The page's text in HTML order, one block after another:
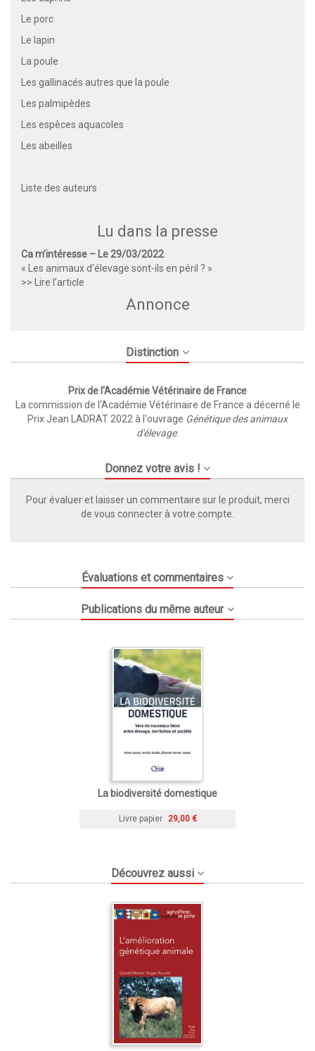
Le porc
Le lapin
La poule
Les gallinacés autres que la poule
Les palmipèdes
Les espèces aquacoles
Les abeilles
Liste des auteurs
Lu dans la presse
Ca m’intéresse – Le 29/03/2022
« Les animaux d'élevage sont-ils en péril ? »
>> Lire l’article
Annonce
Distinction
Prix de l'Académie Vétérinaire de France
La commission de l'Académie Vétérinaire de France a décerné le
Prix Jean LADRAT 2022 à l'ouvrage Génétique des animaux
d'élevage.
Donnez votre avis !
Pour évaluer et laisser un commentaire sur le produit, merci
de vous connecter à votre compte.
Évaluations et commentaires
Publications du même auteur
La biodiversité domestique
Livre papier 29,00 €
Découvrez aussi